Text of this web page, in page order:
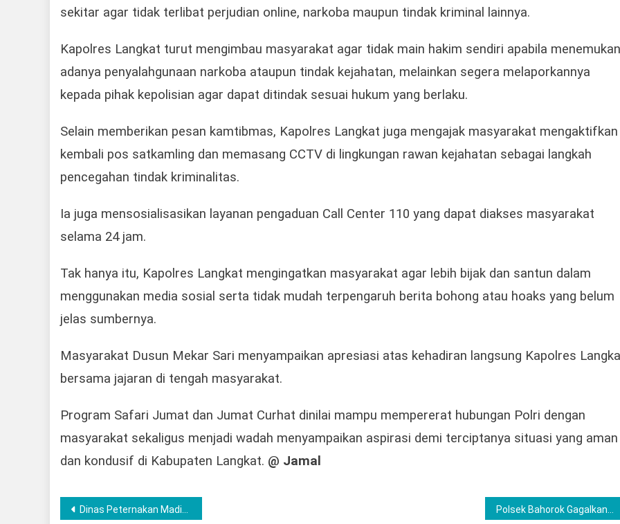
sekitar agar tidak terlibat perjudian online, narkoba maupun tindak kriminal lainnya.
Kapolres Langkat turut mengimbau masyarakat agar tidak main hakim sendiri apabila menemukan
adanya penyalahgunaan narkoba ataupun tindak kejahatan, melainkan segera melaporkannya
kepada pihak kepolisian agar dapat ditindak sesuai hukum yang berlaku.
Selain memberikan pesan kamtibmas, Kapolres Langkat juga mengajak masyarakat mengaktifkan
kembali pos satkamling dan memasang CCTV di lingkungan rawan kejahatan sebagai langkah
pencegahan tindak kriminalitas.
Ia juga mensosialisasikan layanan pengaduan Call Center 110 yang dapat diakses masyarakat
selama 24 jam.
Tak hanya itu, Kapolres Langkat mengingatkan masyarakat agar lebih bijak dan santun dalam
menggunakan media sosial serta tidak mudah terpengaruh berita bohong atau hoaks yang belum
jelas sumbernya.
Masyarakat Dusun Mekar Sari menyampaikan apresiasi atas kehadiran langsung Kapolres
bersama jajaran di tengah masyarakat.
Program Safari Jumat dan Jumat Curhat dinilai mampu mempererat hubungan Polri dengan
masyarakat sekaligus menjadi wadah menyampaikan aspirasi demi terciptanya situasi yang aman
dan kondusif di Kabupaten Langkat. @ Jamal
Post
Dinas Peternakan Madina Diminta Klarifikasi Dugaan Kejanggalan Pengadaan Obat dan Bantuan Sapi Polsek Bahorok Gagalkan Peredaran 2 Kilogram Ganja di Bukit Lawang, Satu Warga Bahorok Diamankan